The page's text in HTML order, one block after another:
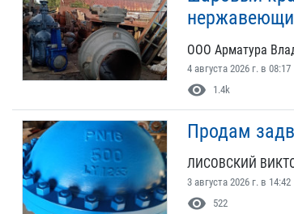
ООО Арматура
4 августа 2026 г. в 08:17
visibility 1.4k
Продам
ЛИСОВСКИЙ
3 августа 2026 г. в 14:42
visibility 522